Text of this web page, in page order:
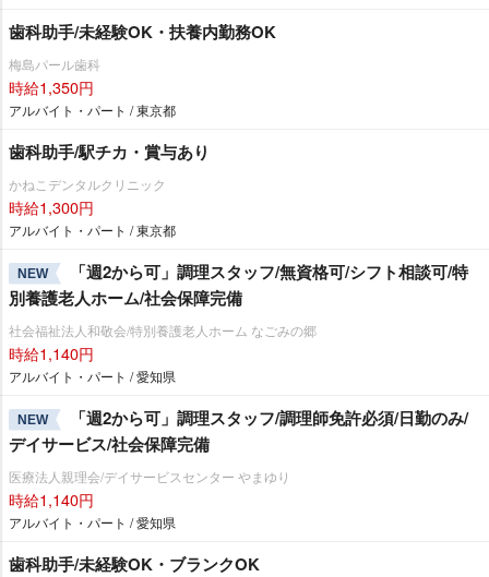
歯科助手/未経験OK・扶養内勤務OK
梅島パール歯科
時給1,350円
アルバイト・パート / 東京都
歯科助手/駅チカ・賞与あり
かねこデンタルクリニック
時給1,300円
アルバイト・パート / 東京都
NEW
「週2から可」調理スタッフ/無資格可/シフト相談可/特
別養護老人ホーム/社会保障完備
社会福祉法人和敬会/特別養護老人ホーム なごみの郷
時給1,140円
アルバイト・パート / 愛知県
NEW
「週2から可」調理スタッフ/調理師免許必須/日勤のみ/
デイサービス/社会保障完備
医療法人親理会/デイサービスセンター やまゆり
時給1,140円
アルバイト・パート / 愛知県
歯科助手/未経験OK・ブランクOK